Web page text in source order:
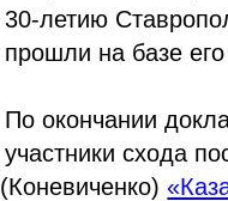
30-летию
прошли на базе
По окончании
участники схода
(Коневиченко)